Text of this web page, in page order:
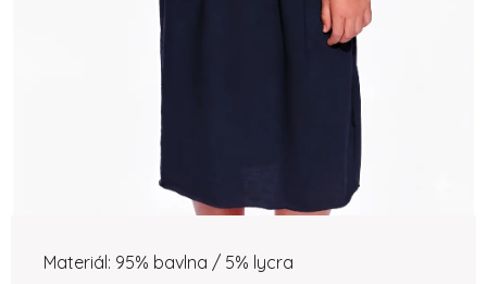
Materiál: 95% bavlna / 5% lycra